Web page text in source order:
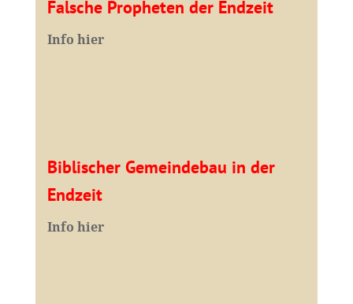
Falsche Propheten der Endzeit
Info hier
Biblischer Gemeindebau in der
Endzeit
Info hier